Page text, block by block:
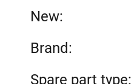
New:
Brand:
Spare part type: